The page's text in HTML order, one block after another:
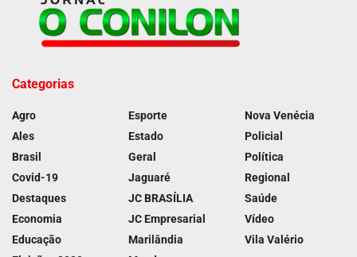
Categorias
Agro
Ales
Brasil
Covid-19
Destaques
Economia
Educação
Esporte
Estado
Geral
Jaguaré
JC BRASÍLIA
JC Empresarial
Marilândia
Nova Venécia
Policial
Política
Regional
Saúde
Vídeo
Vila Valério